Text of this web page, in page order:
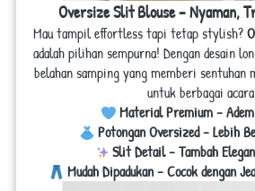
Oversize Slit Blouse – Nyaman,
Mau tampil effortless tapi tetap stylish?
adalah pilihan sempurna! Dengan desain
belahan samping yang memberi sentuhan
untuk berbagai
Material Premium –
Potongan Oversized – Lebih
Slit Detail – Tambah
Mudah Dipadukan – Cocok dengan